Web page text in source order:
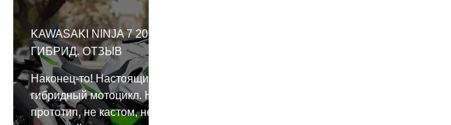
KAWASAKI NINJA 7 2025
ГИБРИД. ОТЗЫВ
Наконец-то! Настоящий
гибридный мотоцикл. Не
прототип, не кастом, не